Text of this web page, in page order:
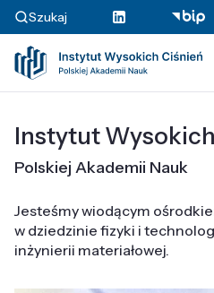
Szukaj
Instytut
Polskiej Akademii Nauk
Jesteśmy wiodącym
w dziedzinie fizyki i
inżynierii materiałowej.